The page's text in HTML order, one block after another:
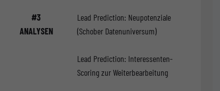
#3
ANALYSEN
Lead Prediction: Neupotenziale
(Schober Datenuniversum)
Lead Prediction: Interessenten-
Scoring zur Weiterbearbeitung